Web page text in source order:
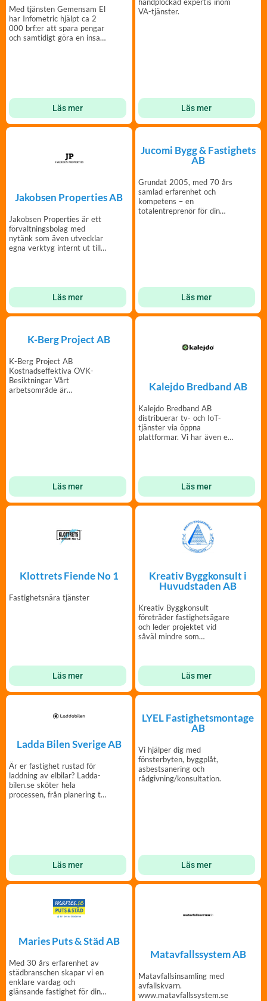
Med tjänsten Gemensam El
har Infometric hjälpt ca 2
000 brf:er att spara pengar
och samtidigt göra en insats
Läs mer
VA-tjänster.
Läs mer
Jakobsen Properties AB
Jakobsen Properties är ett
förvaltningsbolag med
nytänk som även utvecklar
egna verktyg internt ut till
Läs mer
Jucomi Bygg & Fastighets
AB
Grundat 2005, med 70 års
samlad erfarenhet och
kompetens – en
totalentreprenör för din
Läs mer
K-Berg Project AB
K-Berg Project AB
Kostnadseffektiva OVK-
Besiktningar Vårt
arbetsområde är
Läs mer
Kalejdo Bredband AB
Kalejdo Bredband AB
distribuerar tv- och IoT-
tjänster via öppna
plattformar. Vi har även en
Läs mer
Klottrets Fiende No 1
Fastighetsnära tjänster
Läs mer
Kreativ Byggkonsult i
Huvudstaden AB
Kreativ Byggkonsult
företräder fastighetsägare
och leder projektet vid
såväl mindre som
Läs mer
Ladda Bilen Sverige AB
Är er fastighet rustad för
laddning av elbilar? Ladda-
bilen.se sköter hela
processen, från planering till
Läs mer
LYEL Fastighetsmontage
AB
Vi hjälper dig med
fönsterbyten, byggplåt,
asbestsanering och
rådgivning/konsultation.
Läs mer
Maries Puts & Städ AB
Med 30 års erfarenhet av
städbranschen skapar vi en
enklare vardag och
glänsande fastighet för din
Matavfallssystem AB
Matavfallsinsamling med
avfallskvarn.
www.matavfallssystem.se